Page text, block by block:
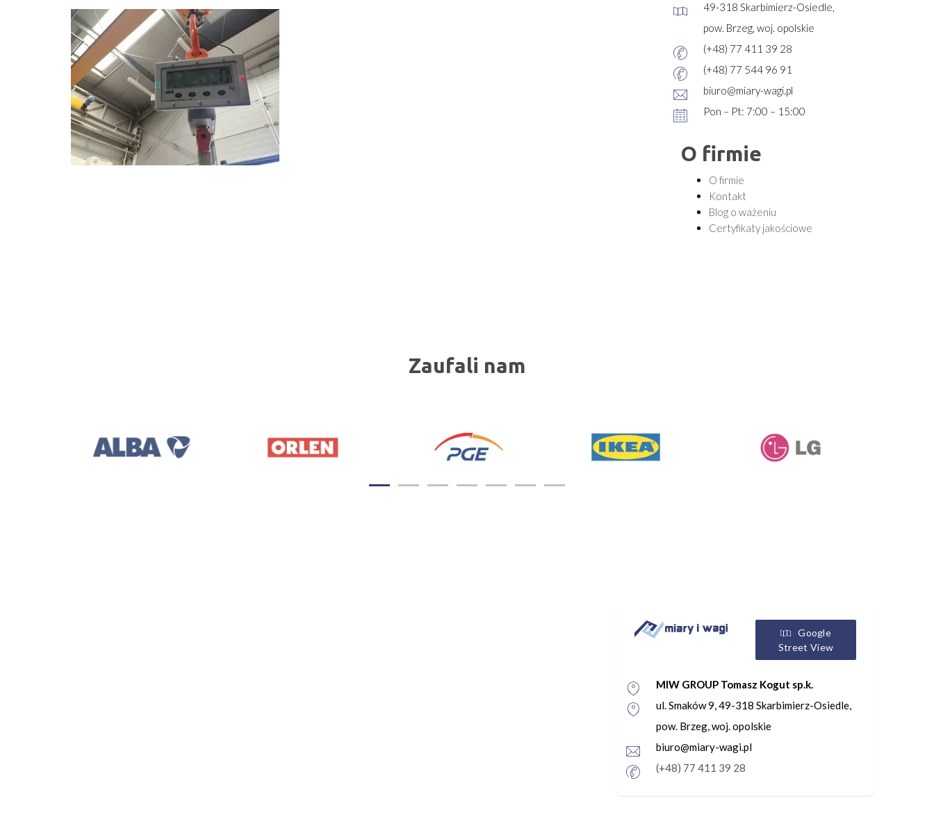
49-318 Skarbimierz-Osiedle,
pow. Brzeg, woj. opolskie
(+48) 77 411 39 28
(+48) 77 544 96 91
biuro@miary-wagi.pl
Pon – Pt: 7:00 – 15:00
O firmie
O firmie
Kontakt
Blog o ważeniu
Certyfikaty jakościowe
Zaufali nam
Google
Street View
MIW GROUP Tomasz Kogut sp.k.
ul. Smaków 9, 49-318 Skarbimierz-Osiedle,
pow. Brzeg, woj. opolskie
biuro@miary-wagi.pl
(+48) 77 411 39 28